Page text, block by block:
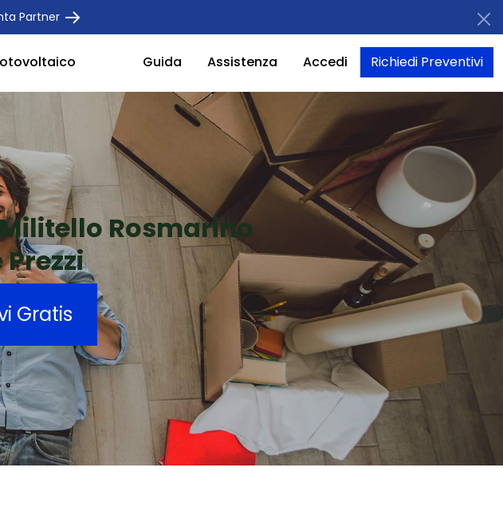
Partner
Guida Assistenza Accedi Richiedi Preventivi
Rosmarino
Gratis